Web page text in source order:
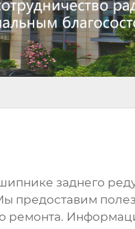
заднего
ремонта.